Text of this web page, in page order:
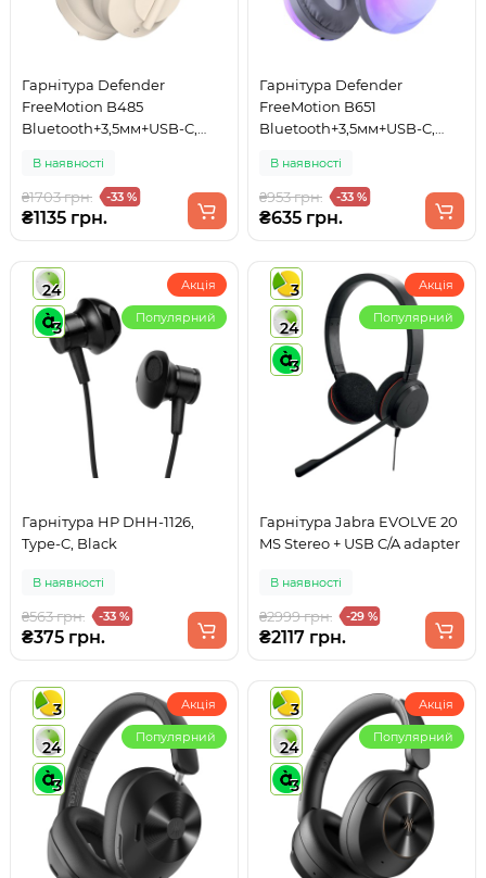
Гарнітура Defender
FreeMotion B485
Bluetooth+3,5мм+USB-C,
В наявності
₴1703 грн. -33 %
₴1135 грн.
Гарнітура Defender
FreeMotion B651
Bluetooth+3,5мм+USB-C,
В наявності
₴953 грн. -33 %
₴635 грн.
24
3
Акція
Популярний
Гарнітура HP DHH-1126,
Type-C, Black
В наявності
₴563 грн. -33 %
₴375 грн.
3
24
3
Акція
Популярний
Гарнітура Jabra EVOLVE 20
MS Stereo + USB C/A adapter
В наявності
₴2999 грн. -29 %
₴2117 грн.
3
24
3
Акція
Популярний
3
24
3
Акція
Популярний